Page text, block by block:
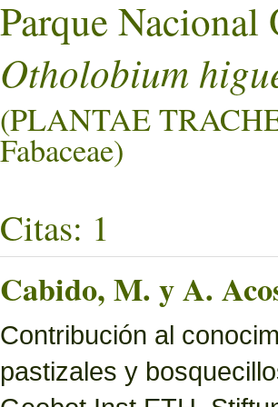
Parque
Otholobium
(PLANTAE
Fabaceae)
Citas: 1
Cabido, M. y A.
Contribución al
pastizales y